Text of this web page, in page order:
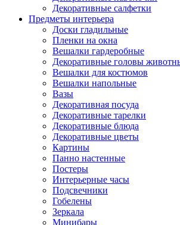
Декоративные салфетки
Предметы интерьера
Доски гладильные
Пленки на окна
Вешалки гардеробные
Декоративные головы
Вешалки для костюмов
Вешалки напольные
Вазы
Декоративная посуда
Декоративные тарелки
Декоративные блюда
Декоративные цветы
Картины
Панно настенные
Постеры
Интерьерные часы
Подсвечники
Гобелены
Зеркала
Минибары